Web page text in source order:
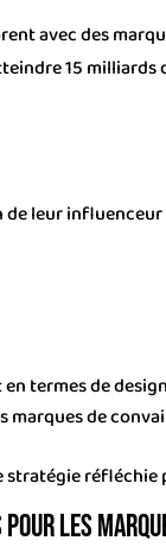
avec des
15 milliards
de leur
termes de
de
les